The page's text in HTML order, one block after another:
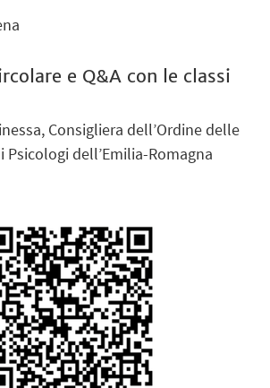
e Q&A con le classi
Consigliera dell’Ordine delle
Psicologi dell’Emilia-Romagna